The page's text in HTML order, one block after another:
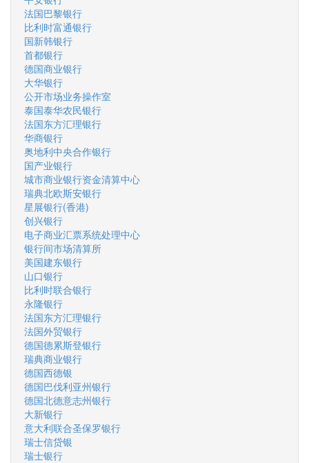
法国巴黎银行
比利时富通银行
国新韩银行
首都银行
德国商业银行
大华银行
公开市场业务操作室
泰国泰华农民银行
法国东方汇理银行
华商银行
奥地利中央合作银行
国产业银行
城市商业银行资金清算中心
瑞典北欧斯安银行
星展银行(香港)
创兴银行
电子商业汇票系统处理中心
银行间市场清算所
美国建东银行
山口银行
比利时联合银行
永隆银行
法国东方汇理银行
法国外贸银行
德国德累斯登银行
瑞典商业银行
德国西德银
德国巴伐利亚州银行
德国北德意志州银行
大新银行
意大利联合圣保罗银行
瑞士信贷银
瑞士银行